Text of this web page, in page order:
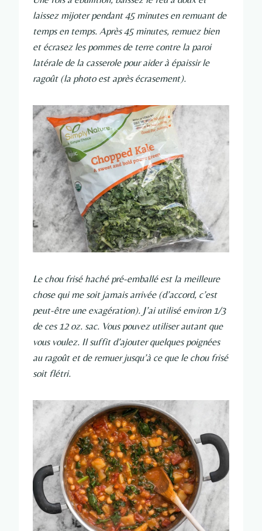
laissez mijoter pendant 45 minutes en remuant de
temps en temps. Après 45 minutes, remuez bien
et écrasez les pommes de terre contre la paroi
latérale de la casserole pour aider à épaissir le
ragoût (la photo est après écrasement).
Le chou frisé haché pré-emballé est la meilleure
chose qui me soit jamais arrivée (d’accord, c’est
peut-être une exagération). J’ai utilisé environ 1/3
de ces 12 oz. sac. Vous pouvez utiliser autant que
vous voulez. Il suffit d’ajouter quelques poignées
au ragoût et de remuer jusqu’à ce que le chou frisé
soit flétri.